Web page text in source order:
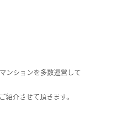
ンションを多数運営して
介させて頂きます。